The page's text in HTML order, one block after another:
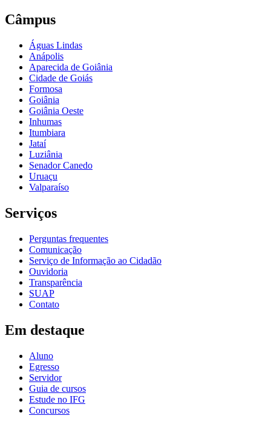
Câmpus
Águas Lindas
Anápolis
Aparecida de Goiânia
Cidade de Goiás
Formosa
Goiânia
Goiânia Oeste
Inhumas
Itumbiara
Jataí
Luziânia
Senador Canedo
Uruaçu
Valparaíso
Serviços
Perguntas frequentes
Comunicação
Serviço de Informação ao Cidadão
Ouvidoria
Transparência
SUAP
Contato
Em destaque
Aluno
Egresso
Servidor
Guia de cursos
Estude no IFG
Concursos